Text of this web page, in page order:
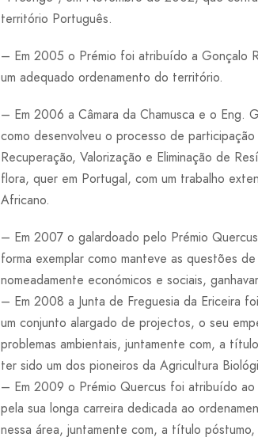
território Português.
– Em 2005 o Prémio foi atribuído a Gonçalo
um adequado ordenamento do território.
– Em 2006 a Câmara da Chamusca e o Eng.
como desenvolveu o processo de
Recuperação, Valorização e Eliminação de
flora, quer em Portugal, com um trabalho
Africano.
– Em 2007 o galardoado pelo Prémio
forma exemplar como manteve as questões
nomeadamente económicos e sociais,
– Em 2008 a Junta de Freguesia da Ericeira
um conjunto alargado de projectos, o seu
problemas ambientais, juntamente com, a
ter sido um dos pioneiros da Agricultura
– Em 2009 o Prémio Quercus foi atribuído
pela sua longa carreira dedicada ao
nessa área, juntamente com, a título